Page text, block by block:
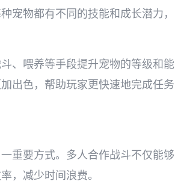
宠物都有不同的技能和成长潜力，
、喂养等手段提升宠物的等级和能
出色，帮助玩家更快速地完成任务
重要方式。多人合作战斗不仅能够
，减少时间浪费。